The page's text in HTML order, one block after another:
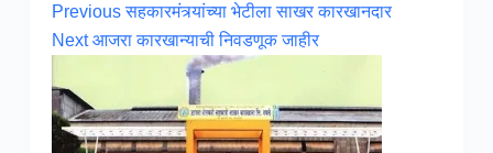
Previousसहकारमंत्र्यांच्या भेटीला साखर कारखानदार
Nextआजरा कारखान्याची निवडणूक जाहीर